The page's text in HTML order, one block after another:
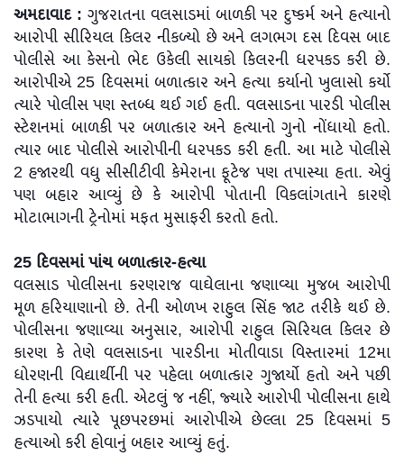
અમદાવાદ : ગુજરાતના વલસાડમાં બાળકી પર દુષ્કર્મ અને હત્યાનો
આરોપી સીરિયલ કિલર નીકળ્યો છે અને લગભગ દસ દિવસ બાદ
પોલીસે આ કેસનો ભેદ ઉકેલી સાયકો કિલરની ધરપકડ કરી છે.
આરોપીએ 25 દિવસમાં બળાત્કાર અને હત્યા કર્યાનો ખુલાસો કર્યો
ત્યારે પોલીસ પણ સ્તબ્ધ થઈ ગઈ હતી. વલસાડના પારડી પોલીસ
સ્ટેશનમાં બાળકી પર બળાત્કાર અને હત્યાનો ગુનો નોંધાયો હતો.
ત્યાર બાદ પોલીસે આરોપીની ધરપકડ કરી હતી. આ માટે પોલીસે
2 હજારથી વધુ સીસીટીવી કેમેરાના ફૂટેજ પણ તપાસ્યા હતા. એવું
પણ બહાર આવ્યું છે કે આરોપી પોતાની વિકલાંગતાને કારણે
મોટાભાગની ટ્રેનોમાં મફત મુસાફરી કરતો હતો.
25 દિવસમાં પાંચ બળાત્કાર-હત્યા
વલસાડ પોલીસના કરણરાજ વાઘેલાના જણાવ્યા મુજબ આરોપી
મૂળ હરિયાણાનો છે. તેની ઓળખ રાહુલ સિંહ જાટ તરીકે થઈ છે.
પોલીસના જણાવ્યા અનુસાર, આરોપી રાહુલ સિરિયલ કિલર છે
કારણ કે તેણે વલસાડના પારડીના મોતીવાડા વિસ્તારમાં 12મા
ધોરણની વિદ્યાર્થીની પર પહેલા બળાત્કાર ગુજાર્યો હતો અને પછી
તેની હત્યા કરી હતી. એટલું જ નહીં, જ્યારે આરોપી પોલીસના હાથે
ઝડપાયો ત્યારે પૂછપરછમાં આરોપીએ છેલ્લા 25 દિવસમાં 5
હત્યાઓ કરી હોવાનું બહાર આવ્યું હતું.